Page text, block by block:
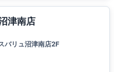
津南店
バリュ沼津南店2F